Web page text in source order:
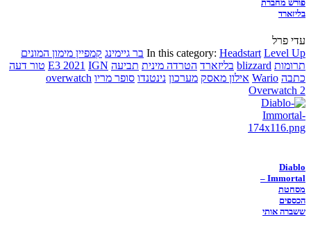
פורש מחברת
בליזארד
עדי פרל
In this category: Headstart Level Up בר גיימינג קמפיין מימון המונים
תרומות blizzard בליזארד הטרדה מינית תביעה E3 2021 IGN
טור דעה
כתבה Wario אילון מאסק מערכון נינטנדו סופר מריו overwatch
Overwatch 2
Diablo
Immortal –
מסחטת
הכספים
ששברה אותי